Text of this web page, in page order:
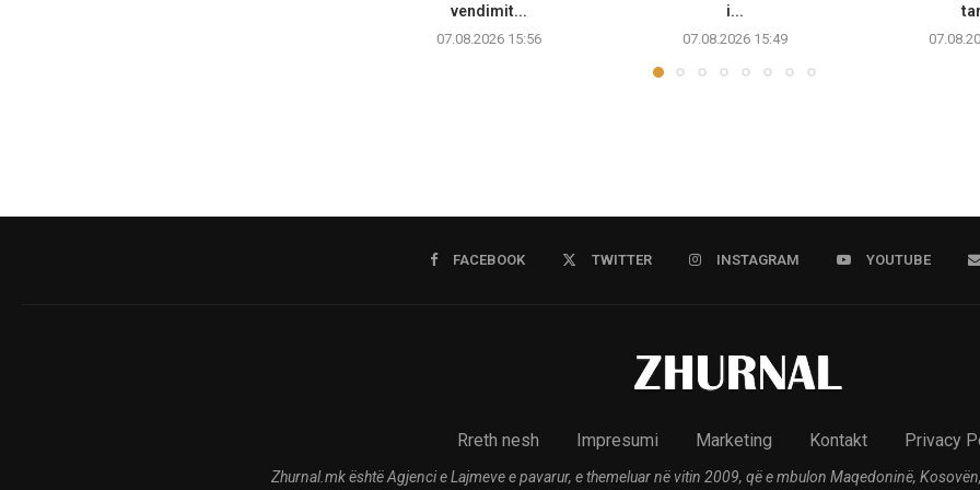
vendimit...
07.08.2026 15:56
i...
07.08.2026 15:49
FACEBOOK TWITTER INSTAGRAM YOUTUBE
Rreth nesh Impresumi Marketing Kontakt Privacy
Zhurnal.mk është Agjenci e Lajmeve e pavarur, e themeluar në vitin 2009, që e mbulon Maqedoninë,